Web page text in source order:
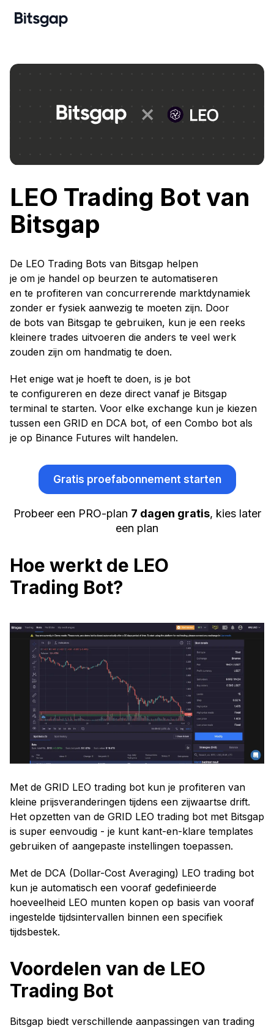
LEO Trading Bot van
Bitsgap
De LEO Trading Bots van Bitsgap helpen
je om je handel op beurzen te automatiseren
en te profiteren van concurrerende marktdynamiek
zonder er fysiek aanwezig te moeten zijn. Door
de bots van Bitsgap te gebruiken, kun je een reeks
kleinere trades uitvoeren die anders te veel werk
zouden zijn om handmatig te doen.
Het enige wat je hoeft te doen, is je bot
te configureren en deze direct vanaf je Bitsgap
terminal te starten. Voor elke exchange kun je kiezen
tussen een GRID en DCA bot, of een Combo bot als
je op Binance Futures wilt handelen.
Gratis proefabonnement starten
Probeer een PRO-plan 7 dagen gratis, kies later
een plan
Hoe werkt de LEO
Trading Bot?
Met de GRID LEO trading bot kun je profiteren van
kleine prijsveranderingen tijdens een zijwaartse drift.
Het opzetten van de GRID LEO trading bot met Bitsgap
is super eenvoudig - je kunt kant-en-klare templates
gebruiken of aangepaste instellingen toepassen.
Met de DCA (Dollar-Cost Averaging) LEO trading bot
kun je automatisch een vooraf gedefinieerde
hoeveelheid LEO munten kopen op basis van vooraf
ingestelde tijdsintervallen binnen een specifiek
tijdsbestek.
Voordelen van de LEO
Trading Bot
Bitsgap biedt verschillende aanpassingen van trading